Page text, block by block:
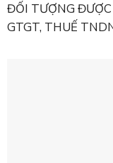
ĐỐI TƯỢNG
GTGT, THUẾ